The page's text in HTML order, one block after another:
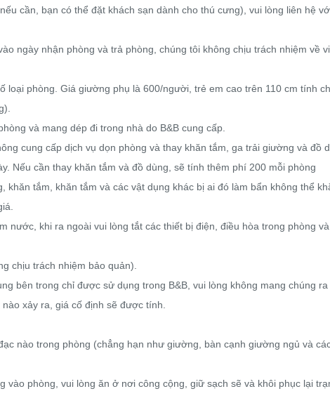
cần, bạn có thể đặt khách sạn dành cho thú cưng), vui lòng liên hệ
ngày nhận phòng và trả phòng, chúng tôi không chịu trách nhiệm về
loại phòng. Giá giường phụ là 600/người, trẻ em cao trên 110 cm tính
và mang dép đi trong nhà do B&B cung cấp.
cung cấp dịch vụ dọn phòng và thay khăn tắm, ga trải giường và đồ
Nếu cần thay khăn tắm và đồ dùng, sẽ tính thêm phí 200 mỗi phòng
khăn tắm, khăn tắm và các vật dụng khác bị ai đó làm bẩn không thể
nước, khi ra ngoài vui lòng tắt các thiết bị điện, điều hòa trong phòng
chịu trách nhiệm bảo quản).
bên trong chỉ được sử dụng trong B&B, vui lòng không mang chúng
xảy ra, giá cố định sẽ được tính.
nào trong phòng (chẳng hạn như giường, bàn cạnh giường ngủ và
vào phòng, vui lòng ăn ở nơi công cộng, giữ sạch sẽ và khôi phục lại